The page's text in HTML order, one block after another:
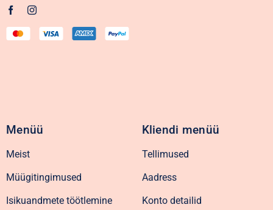
Menüü
Meist
Müügitingimused
Isikuandmete töötlemine
Kliendi menüü
Tellimused
Aadress
Konto detailid